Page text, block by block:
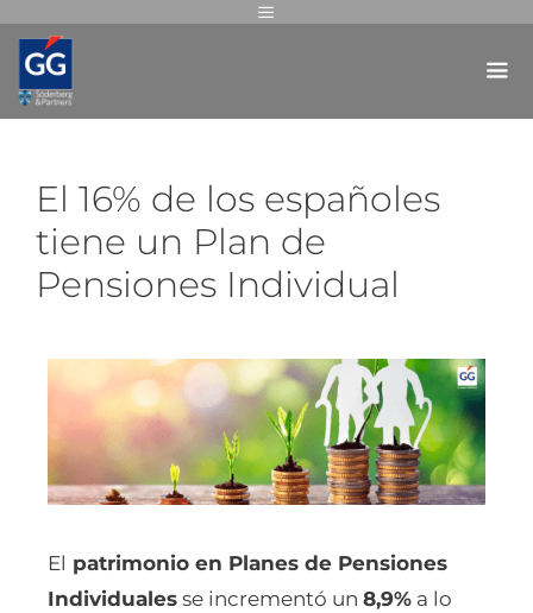
El 16% de los españoles
tiene un Plan de
Pensiones Individual
El patrimonio en Planes de Pensiones
Individuales se incrementó un 8,9% a lo